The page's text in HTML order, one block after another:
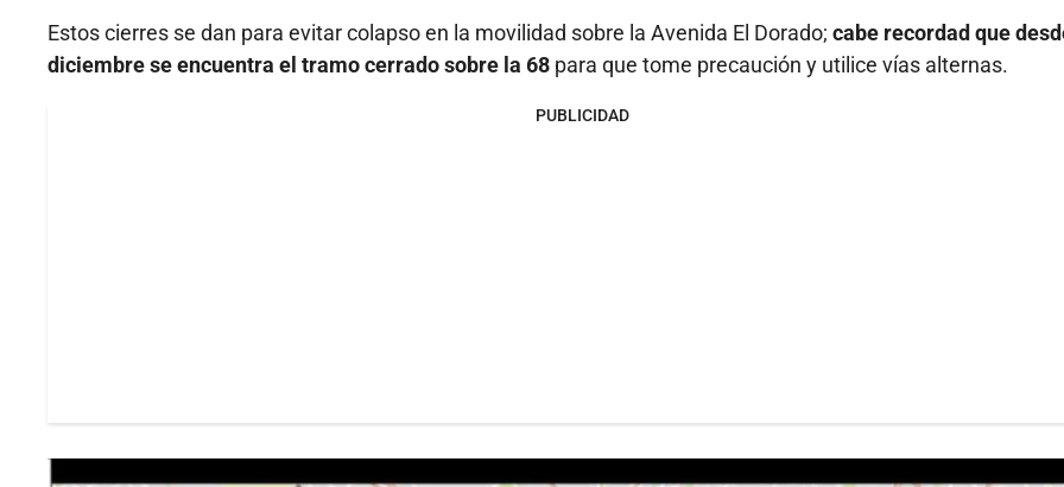
Estos cierres se dan para evitar colapso en la movilidad sobre la Avenida El Dorado; cabe recordad que
diciembre se encuentra el tramo cerrado sobre la 68 para que tome precaución y utilice vías alternas.
PUBLICIDAD